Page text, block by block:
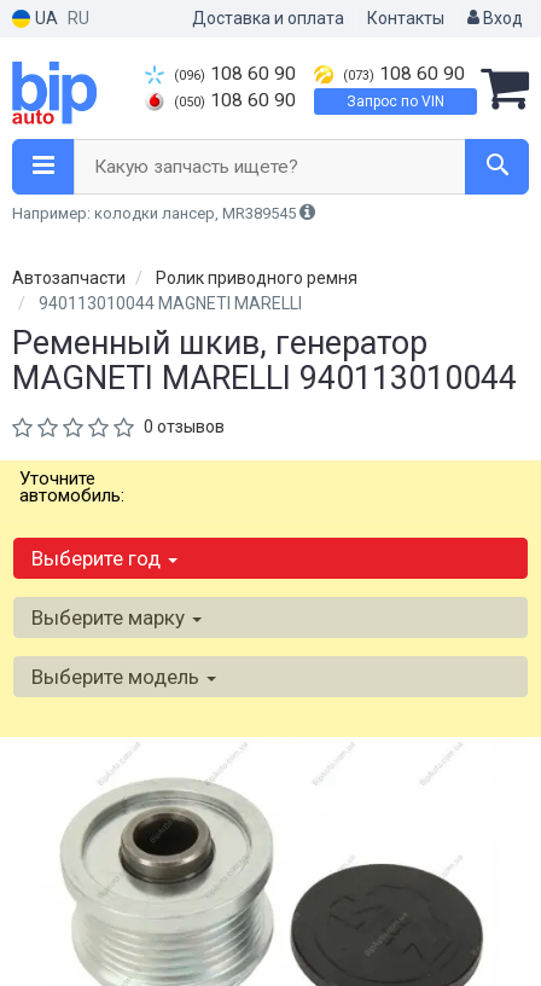
UA RU Доставка и оплата Контакты Вход
(096) 108 60 90
(050) 108 60 90
(073) 108 60 90
Запрос по VIN
Какую запчасть ищете?
Например: колодки лансер, MR389545
Автозапчасти
Ролик приводного ремня
940113010044 MAGNETI MARELLI
Ременный шкив, генератор
MAGNETI MARELLI 940113010044
0 отзывов
Уточните
автомобиль:
Выберите год
Выберите марку
Выберите модель